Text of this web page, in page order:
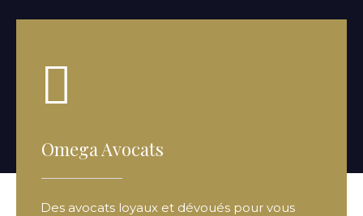
Omega Avocats
Des avocats loyaux et dévoués pour vous